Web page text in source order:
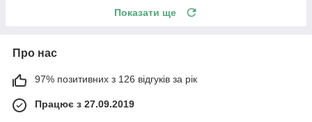
Показати ще
Про нас
97% позитивних з 126 відгуків за рік
Працює з 27.09.2019